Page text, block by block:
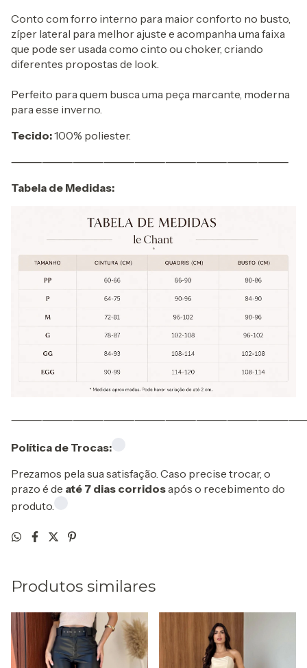
Conto com forro interno para maior conforto no busto,
zíper lateral para melhor ajuste e acompanha uma faixa
que pode ser usada como cinto ou choker, criando
diferentes propostas de look.
Perfeito para quem busca uma peça marcante, moderna
para esse inverno.
Tecido:100% poliester.
⸻⸻⸻⸻⸻⸻⸻⸻⸻
Tabela de Medidas:
Política de Trocas:
Prezamos pela sua satisfação. Caso precise trocar, o
prazo é de até 7 dias corridosapós o recebimento do
produto.
Produtos similares